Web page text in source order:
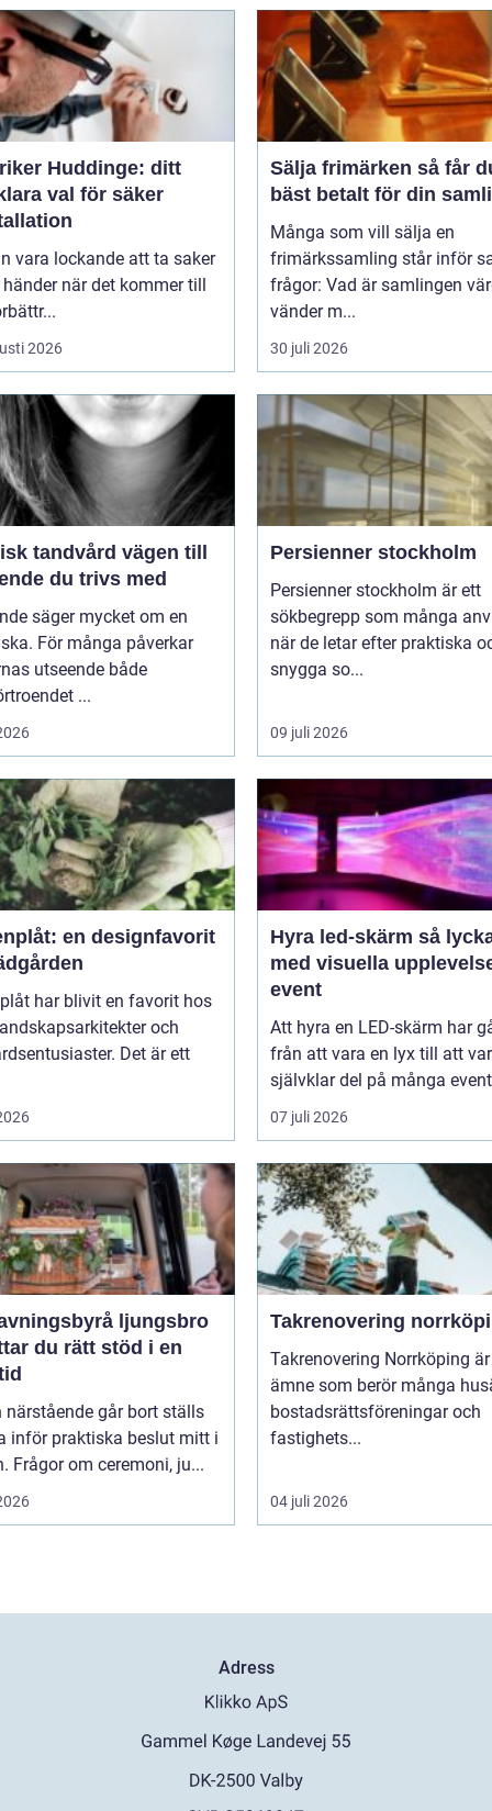
Huddinge: ditt
val för säker
vara lockande att ta saker
när det kommer till
2026
Sälja frimärken så får du
bäst betalt för din
Många som vill sälja en
frimärkssamling står inför
frågor: Vad är samlingen
vänder m...
30 juli 2026
vägen till
du trivs med
säger mycket om en
För många påverkar
utseende både
...
Persienner stockholm
Persienner stockholm är ett
sökbegrepp som många
när de letar efter praktiska
snygga so...
09 juli 2026
en designfavorit
har blivit en favorit hos
och
Det är ett
Hyra led-skärm så lyckas du
med visuella
event
Att hyra en LED-skärm har
från att vara en lyx till att
självklar del på många
07 juli 2026
ljungsbro
du rätt stöd i en
närstående går bort ställs
inför praktiska beslut mitt i
Frågor om ceremoni, ju...
Takrenovering
Takrenovering Norrköping
ämne som berör många
bostadsrättsföreningar och
fastighets...
04 juli 2026
Adress